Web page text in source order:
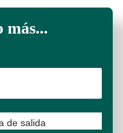
más...
de salida